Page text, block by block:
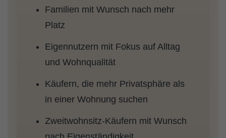
Familien mit Wunsch nach mehr
Platz
Eigennutzern mit Fokus auf Alltag
und Wohnqualität
Käufern, die mehr Privatsphäre als
in einer Wohnung suchen
Zweitwohnsitz-Käufern mit Wunsch